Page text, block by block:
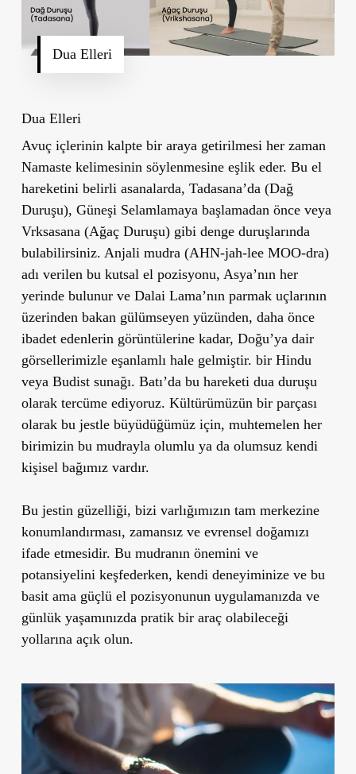
Dua Elleri
Dua Elleri
Avuç içlerinin kalpte bir araya getirilmesi her zaman
Namaste kelimesinin söylenmesine eşlik eder. Bu el
hareketini belirli asanalarda, Tadasana’da (Dağ
Duruşu), Güneşi Selamlamaya başlamadan önce veya
Vrksasana (Ağaç Duruşu) gibi denge duruşlarında
bulabilirsiniz. Anjali mudra (AHN-jah-lee MOO-dra)
adı verilen bu kutsal el pozisyonu, Asya’nın her
yerinde bulunur ve Dalai Lama’nın parmak uçlarının
üzerinden bakan gülümseyen yüzünden, daha önce
ibadet edenlerin görüntülerine kadar, Doğu’ya dair
görsellerimizle eşanlamlı hale gelmiştir. bir Hindu
veya Budist sunağı. Batı’da bu hareketi dua duruşu
olarak tercüme ediyoruz. Kültürümüzün bir parçası
olarak bu jestle büyüdüğümüz için, muhtemelen her
birimizin bu mudrayla olumlu ya da olumsuz kendi
kişisel bağımız vardır.
Bu jestin güzelliği, bizi varlığımızın tam merkezine
konumlandırması, zamansız ve evrensel doğamızı
ifade etmesidir. Bu mudranın önemini ve
potansiyelini keşfederken, kendi deneyiminize ve bu
basit ama güçlü el pozisyonunun uygulamanızda ve
günlük yaşamınızda pratik bir araç olabileceği
yollarına açık olun.